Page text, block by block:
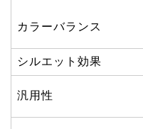
カラーバランス
シルエット効果
汎用性